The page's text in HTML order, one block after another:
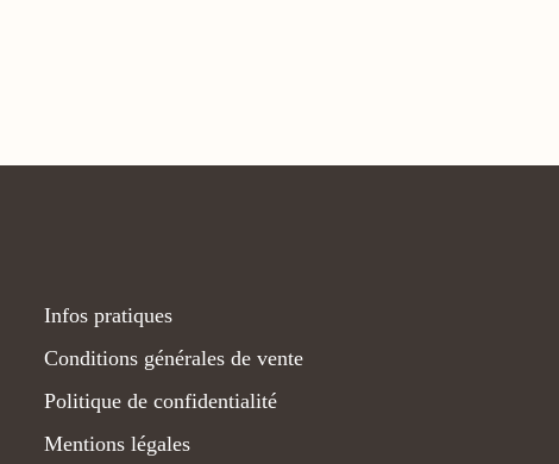
Infos pratiques
Conditions générales de vente
Politique de confidentialité
Mentions légales